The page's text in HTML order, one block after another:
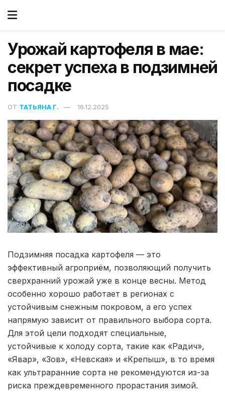
Урожай картофеля в мае:
секрет успеха в подзимней
посадке
ОТ ТАТЬЯНА Г. 16.12.2025
Подзимняя посадка картофеля — это
эффективный агроприём, позволяющий получить
сверхранний урожай уже в конце весны. Метод
особенно хорошо работает в регионах с
устойчивым снежным покровом, а его успех
напрямую зависит от правильного выбора сорта.
Для этой цели подходят специальные,
устойчивые к холоду сорта, такие как «Радич»,
«Явар», «Зов», «Невская» и «Крепыш», в то время
как ультраранние сорта не рекомендуются из-за
риска преждевременного прорастания зимой.